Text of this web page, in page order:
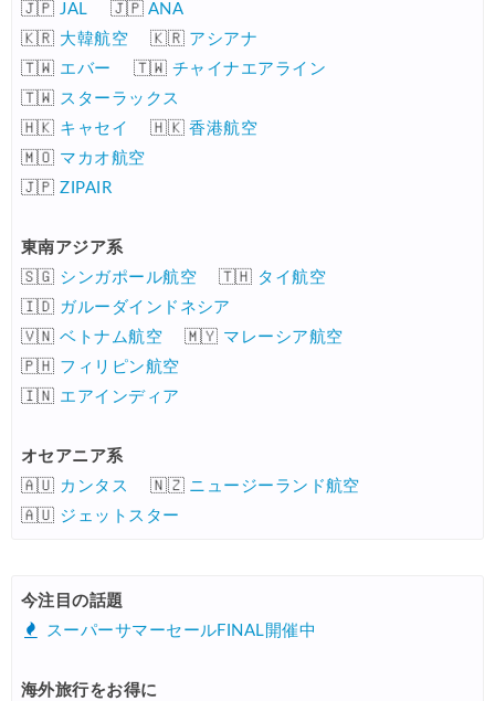
🇯🇵JAL 🇯🇵 ANA
🇰🇷 大韓航空 🇰🇷 アシアナ
🇹🇼 エバー 🇹🇼 チャイナエアライン
🇹🇼 スターラックス
🇭🇰 キャセイ 🇭🇰香港航空
🇲🇴 マカオ航空
🇯🇵ZIPAIR
東南アジア系
🇸🇬 シンガポール航空🇹🇭 タイ航空
🇮🇩 ガルーダインドネシア
🇻🇳ベトナム航空 🇲🇾 マレーシア航空
🇵🇭 フィリピン航空
🇮🇳 エアインディア
オセアニア系
🇦🇺 カンタス 🇳🇿 ニュージーランド航空
🇦🇺 ジェットスター
今注目の話題
スーパーサマーセールFINAL開催中
海外旅行をお得に